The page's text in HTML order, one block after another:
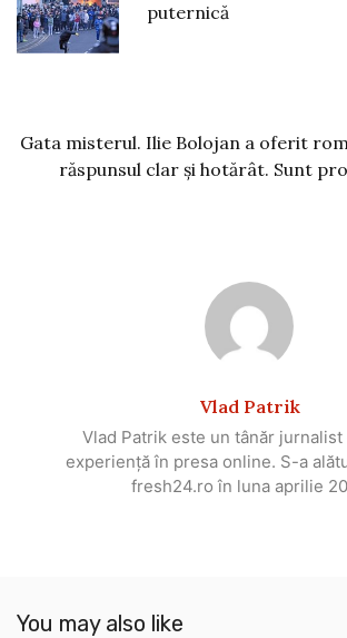
puternică
Gata misterul. Ilie Bolojan a oferit
răspunsul clar și hotărât. Sunt
Vlad Patrik
Vlad Patrik este un tânăr jurnalist
experiență în presa online. S-a
fresh24.ro în luna aprilie
You may also like